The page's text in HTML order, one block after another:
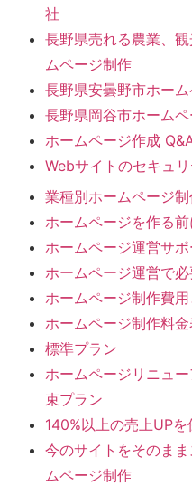
社
長野県売れる農業、
ムページ制作
長野県安曇野市ホー
長野県岡谷市ホーム
ホームページ作成
Webサイトのセキュ
業種別ホームページ
ホームページを作る前
ホームページ運営サポ
ホームページ運営で
ホームページ制作費
ホームページ制作料金
標準プラン
ホームページリニュ
束プラン
140%以上の売上UP
今のサイトをそのま
ムページ制作